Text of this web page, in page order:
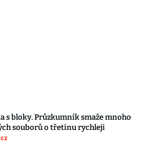
s bloky. Průzkumník smaže mnoho
souborů o třetinu rychleji